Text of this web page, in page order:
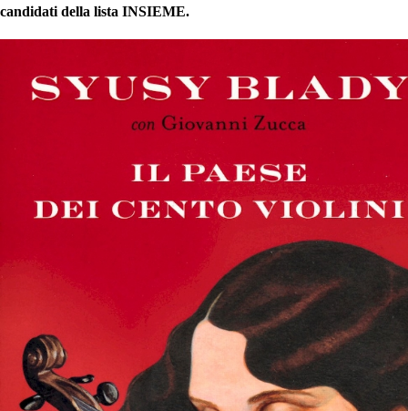
candidati della lista INSIEME.